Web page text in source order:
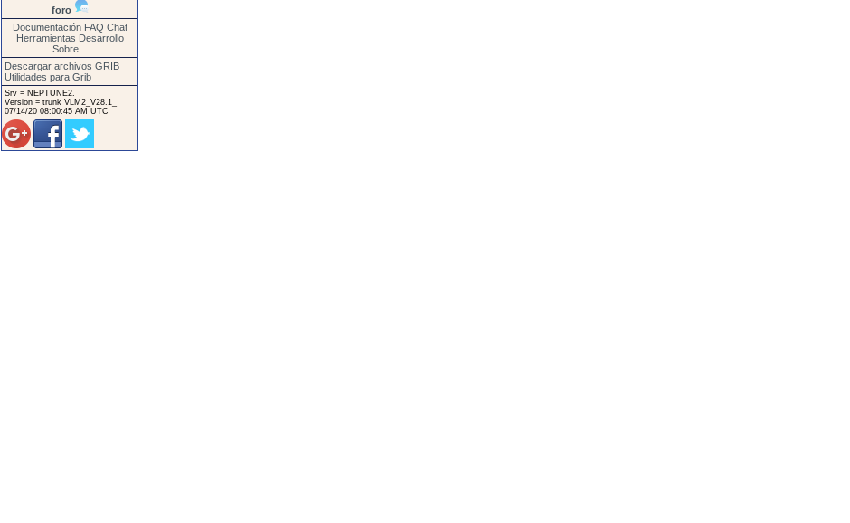
foro
Documentación FAQ Chat
Herramientas Desarrollo
Sobre...
Descargar archivos GRIB
Utilidades para Grib
Srv = NEPTUNE2.
Version = trunk VLM2_V28.1_
07/14/20 08:00:45 AM UTC